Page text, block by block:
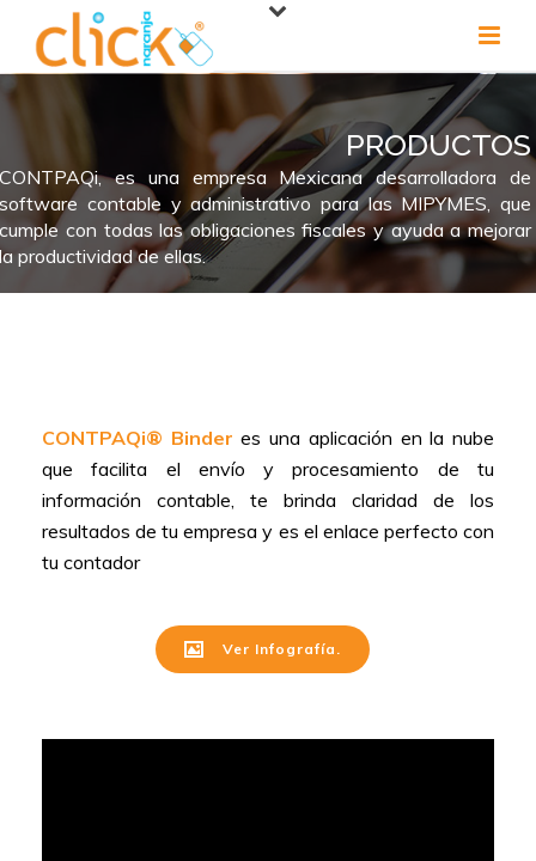
PRODUCTOS
CONTPAQi, es una empresa Mexicana desarrolladora de
software contable y administrativo para las MIPYMES, que
cumple con todas las obligaciones fiscales y ayuda a mejorar
la productividad de ellas.
CONTPAQi® Binder es una aplicación en la nube
que facilita el envío y procesamiento de tu
información contable, te brinda claridad de los
resultados de tu empresa y es el enlace perfecto con
tu contador
Ver Infografía.